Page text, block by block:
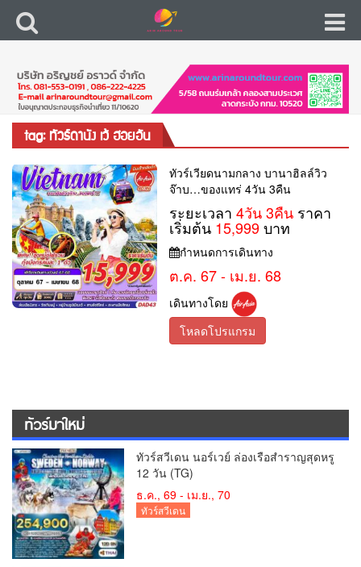
tag: ทัวร์ดานัง เว้ ฮอยอัน
ทัวร์เวียดนามกลาง บานาฮิลล์วิว
จ๊าบ…ของแทร่ 4วัน 3คืน
ระยะเวลา4วัน 3คืน ราคา
เริ่มต้น 15,999บาท
กำหนดการเดินทาง
ต.ค. 67 - เม.ย. 68
เดินทางโดย
โหลดโปรแกรม
ทัวร์มาใหม่
ทัวร์สวีเดน นอร์เวย์ ล่องเรือสำราญสุดหรู
12 วัน (TG)
ธ.ค., 69 - เม.ย., 70
ทัวร์สวีเดน